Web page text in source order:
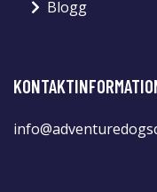
Blogg